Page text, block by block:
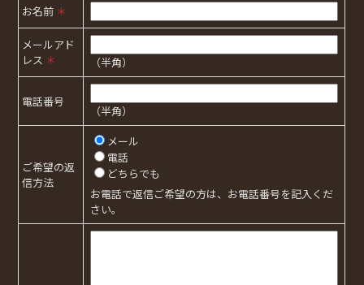
お名前 ＊
メールアド
レス ＊ （半角）
電話番号
（半角）
ご希望の返
信方法
メール
電話
どちらでも
お電話で返信ご希望の方は、お電話番号を記入くだ
さい。